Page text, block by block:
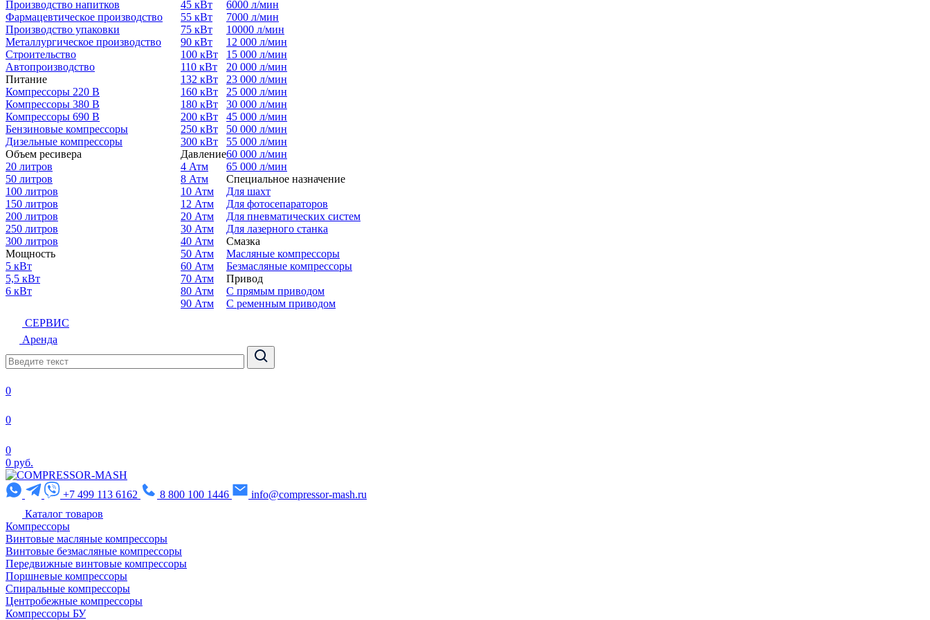
Производство напитков
Фармацевтическое производство
Производство упаковки
Металлургическое производство
Строительство
Автопроизводство
Питание
Компрессоры 220 В
Компрессоры 380 В
Компрессоры 690 В
Бензиновые компрессоры
Дизельные компрессоры
Объем ресивера
20 литров
50 литров
100 литров
150 литров
200 литров
250 литров
300 литров
Мощность
5 кВт
5,5 кВт
6 кВт
45 кВт
55 кВт
75 кВт
90 кВт
100 кВт
110 кВт
132 кВт
160 кВт
180 кВт
200 кВт
250 кВт
300 кВт
Давление
4 Атм
8 Атм
10 Атм
12 Атм
20 Атм
30 Атм
40 Атм
50 Атм
60 Атм
70 Атм
80 Атм
90 Атм
6000 л/мин
7000 л/мин
10000 л/мин
12 000 л/мин
15 000 л/мин
20 000 л/мин
23 000 л/мин
25 000 л/мин
30 000 л/мин
45 000 л/мин
50 000 л/мин
55 000 л/мин
60 000 л/мин
65 000 л/мин
Специальное назначение
Для шахт
Для фотосепараторов
Для пневматических систем
Для лазерного станка
Смазка
Масляные компрессоры
Безмасляные компрессоры
Привод
С прямым приводом
С ременным приводом
СЕРВИС
Аренда
0
0
0
0 руб.
+7 499 113 6162 8 800 100 1446
info@compressor-mash.ru
Каталог товаров
Компрессоры
Винтовые масляные компрессоры
Винтовые безмасляные компрессоры
Передвижные винтовые компрессоры
Поршневые компрессоры
Спиральные компрессоры
Центробежные компрессоры
Компрессоры БУ